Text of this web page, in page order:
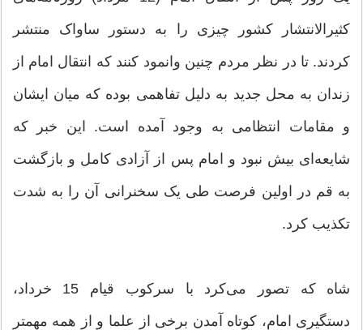
کثیر‌الانتشار کشور چیزی را به دستور ساواک منتشر
کردند. تا در نظر مردم چنین وانمود کنند که انتقال امام از
زندان به محل جدید به دلیل تفاهمی بوده که میان ایشان
و مقامات انتظامی به وجود آمده است. این خبر که
شایعه‌ای بیش نبود و امام پس از آزادی کامل و بازگشت
به قم در اولین فرصت طی یک سخنرانی آن را به شدت
تکذیب کرد.
شاه که تصور می‌کرد با سرکوب قیام 15 خرداد،
دستگیری امام، کوتاه آمدن برخی از علما و از همه مهمتر